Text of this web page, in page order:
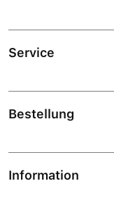
Service
Bestellung
Information